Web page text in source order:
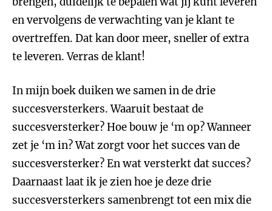
en vervolgens de verwachting van je klant te
overtreffen. Dat kan door meer, sneller of extra
te leveren. Verras de klant!
In mijn boek duiken we samen in de drie
succesversterkers. Waaruit bestaat de
succesversterker? Hoe bouw je ‘m op? Wanneer
zet je ‘m in? Wat zorgt voor het succes van de
succesversterker? En wat versterkt dat succes?
Daarnaast laat ik je zien hoe je deze drie
succesversterkers samenbrengt tot een mix die